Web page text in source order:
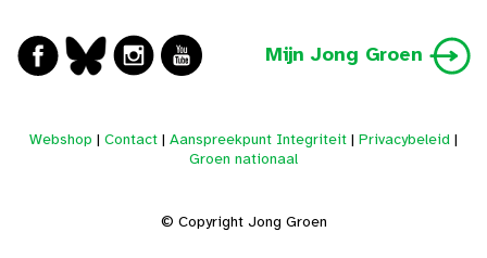
Mijn Jong Groen
Webshop | Contact | Aanspreekpunt Integriteit | Privacybeleid |
Groen nationaal
© Copyright Jong Groen